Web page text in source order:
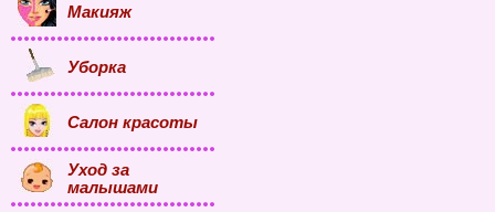
Макияж
Уборка
Салон красоты
Уход за
малышами